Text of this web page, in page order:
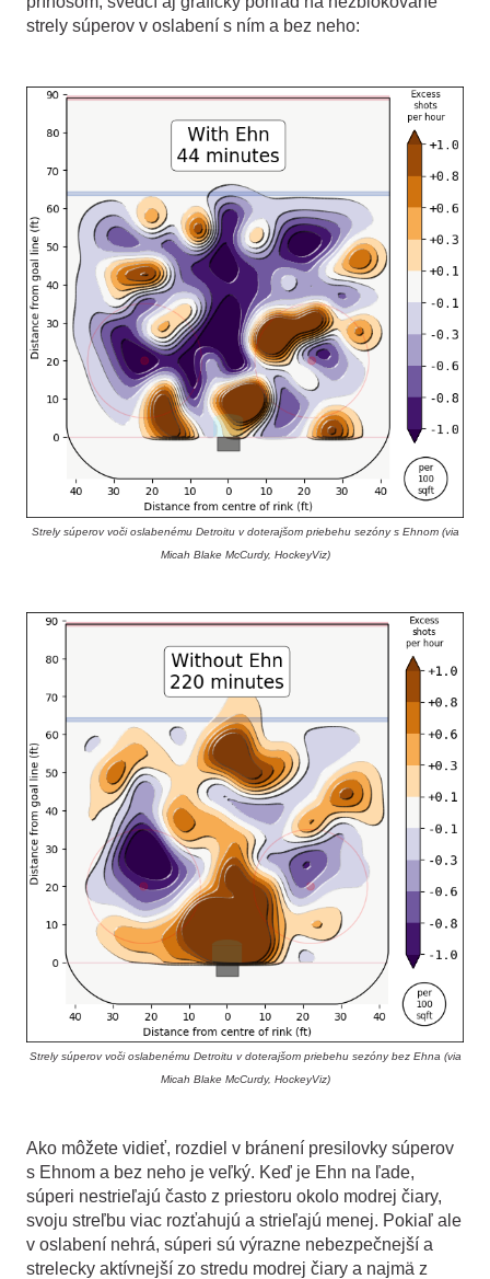
strely súperov v oslabení s ním a bez neho:
Strely súperov voči oslabenému Detroitu v doterajšom priebehu sezóny s Ehnom (via
Micah Blake McCurdy, HockeyViz)
Strely súperov voči oslabenému Detroitu v doterajšom priebehu sezóny bez Ehna (via
Micah Blake McCurdy, HockeyViz)
Ako môžete vidieť, rozdiel v bránení presilovky súperov
s Ehnom a bez neho je veľký. Keď je Ehn na ľade,
súperi nestrieľajú často z priestoru okolo modrej čiary,
svoju streľbu viac rozťahujú a strieľajú menej. Pokiaľ ale
v oslabení nehrá, súperi sú výrazne nebezpečnejší a
strelecky aktívnejší zo stredu modrej čiary a najmä z